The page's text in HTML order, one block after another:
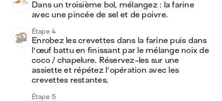
Dans un troisième bol, mélangez : la farine
avec une pincée de sel et de poivre.
Étape 4
Enrobez les crevettes dans la farine puis dans
l'œuf battu en finissant par le mélange noix de
coco / chapelure. Réservez-les sur une
assiette et répétez l'opération avec les
crevettes restantes.
Étape 5